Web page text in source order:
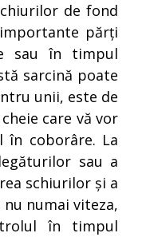
de fond
părți
sau în timpul
sarcină poate
unii, este de
care vă vor
în coborâre. La
sau a
schiurilor și a
numai viteza,
în timpul